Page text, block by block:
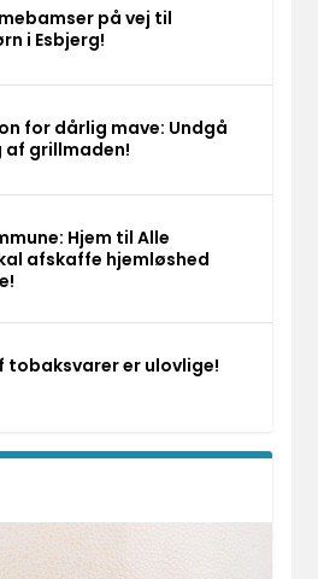
på vej til
i Esbjerg!
for dårlig mave: Undgå
af grillmaden!
Hjem til Alle
afskaffe hjemløshed
tobaksvarer er ulovlige!